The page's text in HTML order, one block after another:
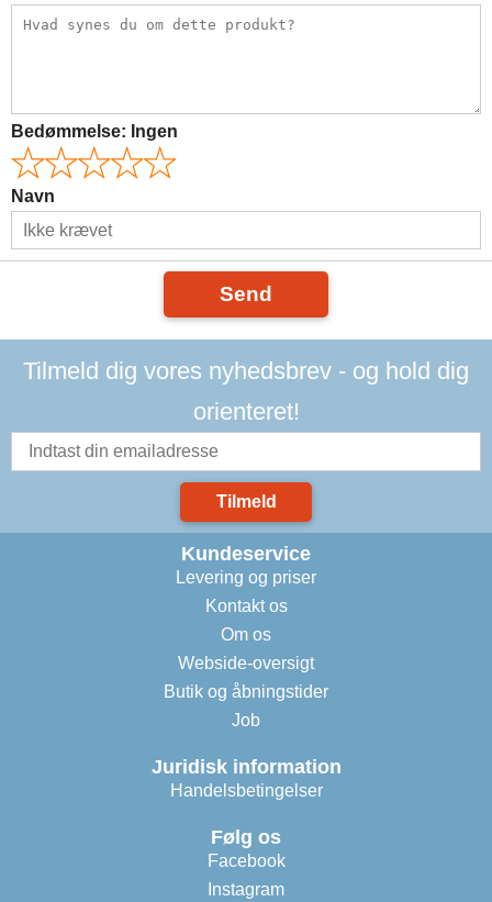
Bedømmelse: Ingen
Navn
Send
Tilmeld dig vores nyhedsbrev - og hold dig
orienteret!
Tilmeld
Kundeservice
Levering og priser
Kontakt os
Om os
Webside-oversigt
Butik og åbningstider
Job
Juridisk information
Handelsbetingelser
Følg os
Facebook
Instagram